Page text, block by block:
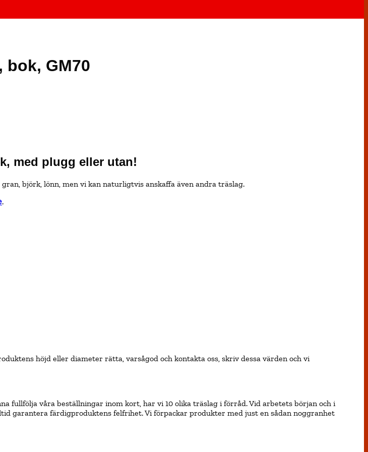
GM70
med plugg eller utan!
björk, lönn, men vi kan naturligtvis anskaffa även andra träslag.
.
höjd eller diameter rätta, varsågod och kontakta oss, skriv dessa värden och vi
fullfölja våra beställningar inom kort, har vi 10 olika träslag i förråd. Vid arbetets början och i
garantera färdigproduktens felfrihet. Vi förpackar produkter med just en sådan noggranhet